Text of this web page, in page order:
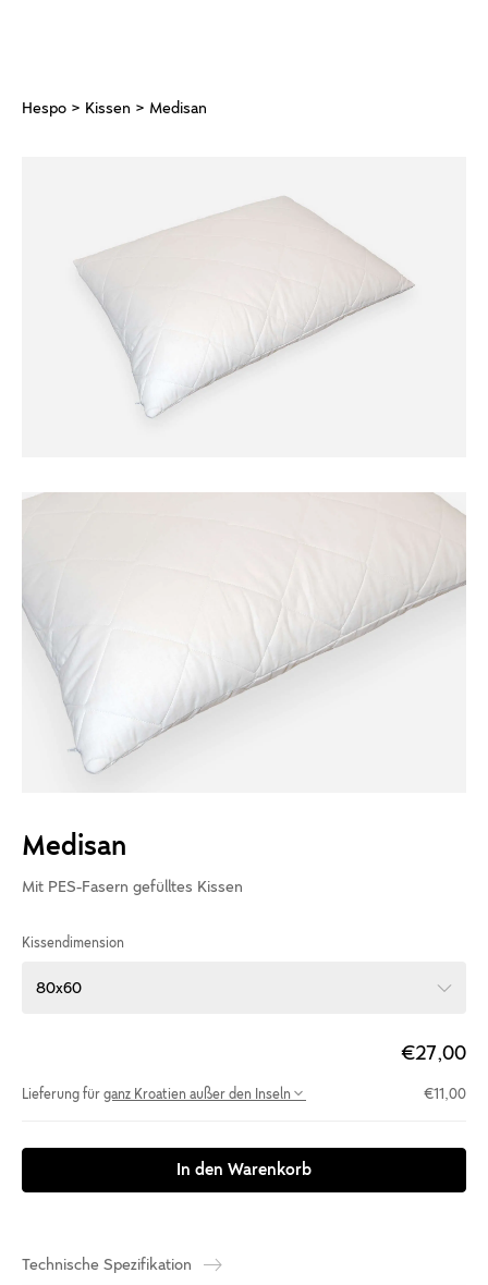
Hespo > Kissen > Medisan
Medisan
Mit PES-Fasern gefülltes Kissen
Kissendimension
80x60
€27,00
Lieferung für ganz Kroatien außer den Inseln €11,00
In den Warenkorb
Technische Spezifikation